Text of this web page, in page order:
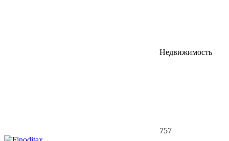
Недвижимость
757